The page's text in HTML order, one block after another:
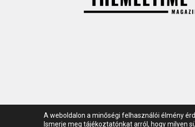
© All rights reserved TheMeetime 2021-2023
A weboldalon a minőségi felhasználói élmény
Ismerje meg tájékoztatónkat arról, hogy milyen